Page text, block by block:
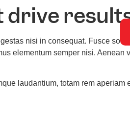
drive
nisi in consequat. Fusce
elementum semper nisi. Aenean
laudantium, totam rem aperiam